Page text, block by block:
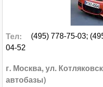
Тел:
(495) 778-75-03;
04-52
г. Москва, ул.
автобазы)